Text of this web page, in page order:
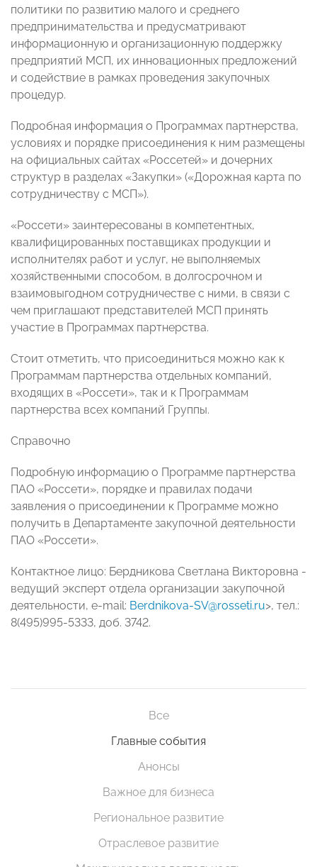
политики по развитию малого и среднего
предпринимательства и предусматривают
информационную и организационную поддержку
предприятий МСП, их инновационных предложений
и содействие в рамках проведения закупочных
процедур.
Подробная информация о Программах партнерства,
условиях и порядке присоединения к ним размещены
на официальных сайтах «Россетей» и дочерних
структур в разделах «Закупки» («Дорожная карта по
сотрудничеству с МСП»).
«Россети» заинтересованы в компетентных,
квалифицированных поставщиках продукции и
исполнителях работ и услуг, не выполняемых
хозяйственными способом, в долгосрочном и
взаимовыгодном сотрудничестве с ними, в связи с
чем приглашают представителей МСП принять
участие в Программах партнерства.
Стоит отметить, что присоединиться можно как к
Программам партнерства отдельных компаний,
входящих в «Россети», так и к Программам
партнерства всех компаний Группы.
Справочно
Подробную информацию о Программе партнерства
ПАО «Россети», порядке и правилах подачи
заявления о присоединении к Программе можно
получить в Департаменте закупочной деятельности
ПАО «Россети».
Контактное лицо: Бердникова Светлана Викторовна -
ведущий эксперт отдела организации закупочной
деятельности, e-mail: Berdnikova-SV@rosseti.ru>, тел.:
8(495)995-5333, доб. 3742.
Все
Главные события
Анонсы
Важное для бизнеса
Региональное развитие
Отраслевое развитие